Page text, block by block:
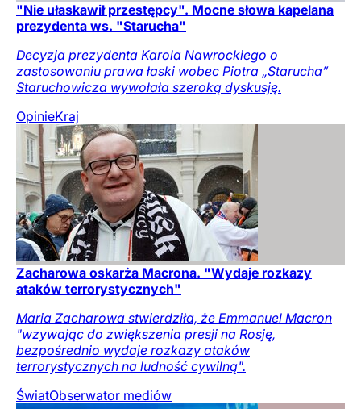
"Nie ułaskawił przestępcy". Mocne słowa kapelana
prezydenta ws. "Starucha"
Decyzja prezydenta Karola Nawrockiego o
zastosowaniu prawa łaski wobec Piotra „Starucha”
Staruchowicza wywołała szeroką dyskusję.
OpinieKraj
Zacharowa oskarża Macrona. "Wydaje rozkazy
ataków terrorystycznych"
Maria Zacharowa stwierdziła, że Emmanuel Macron
"wzywając do zwiększenia presji na Rosję,
bezpośrednio wydaje rozkazy ataków
terrorystycznych na ludność cywilną".
ŚwiatObserwator mediów